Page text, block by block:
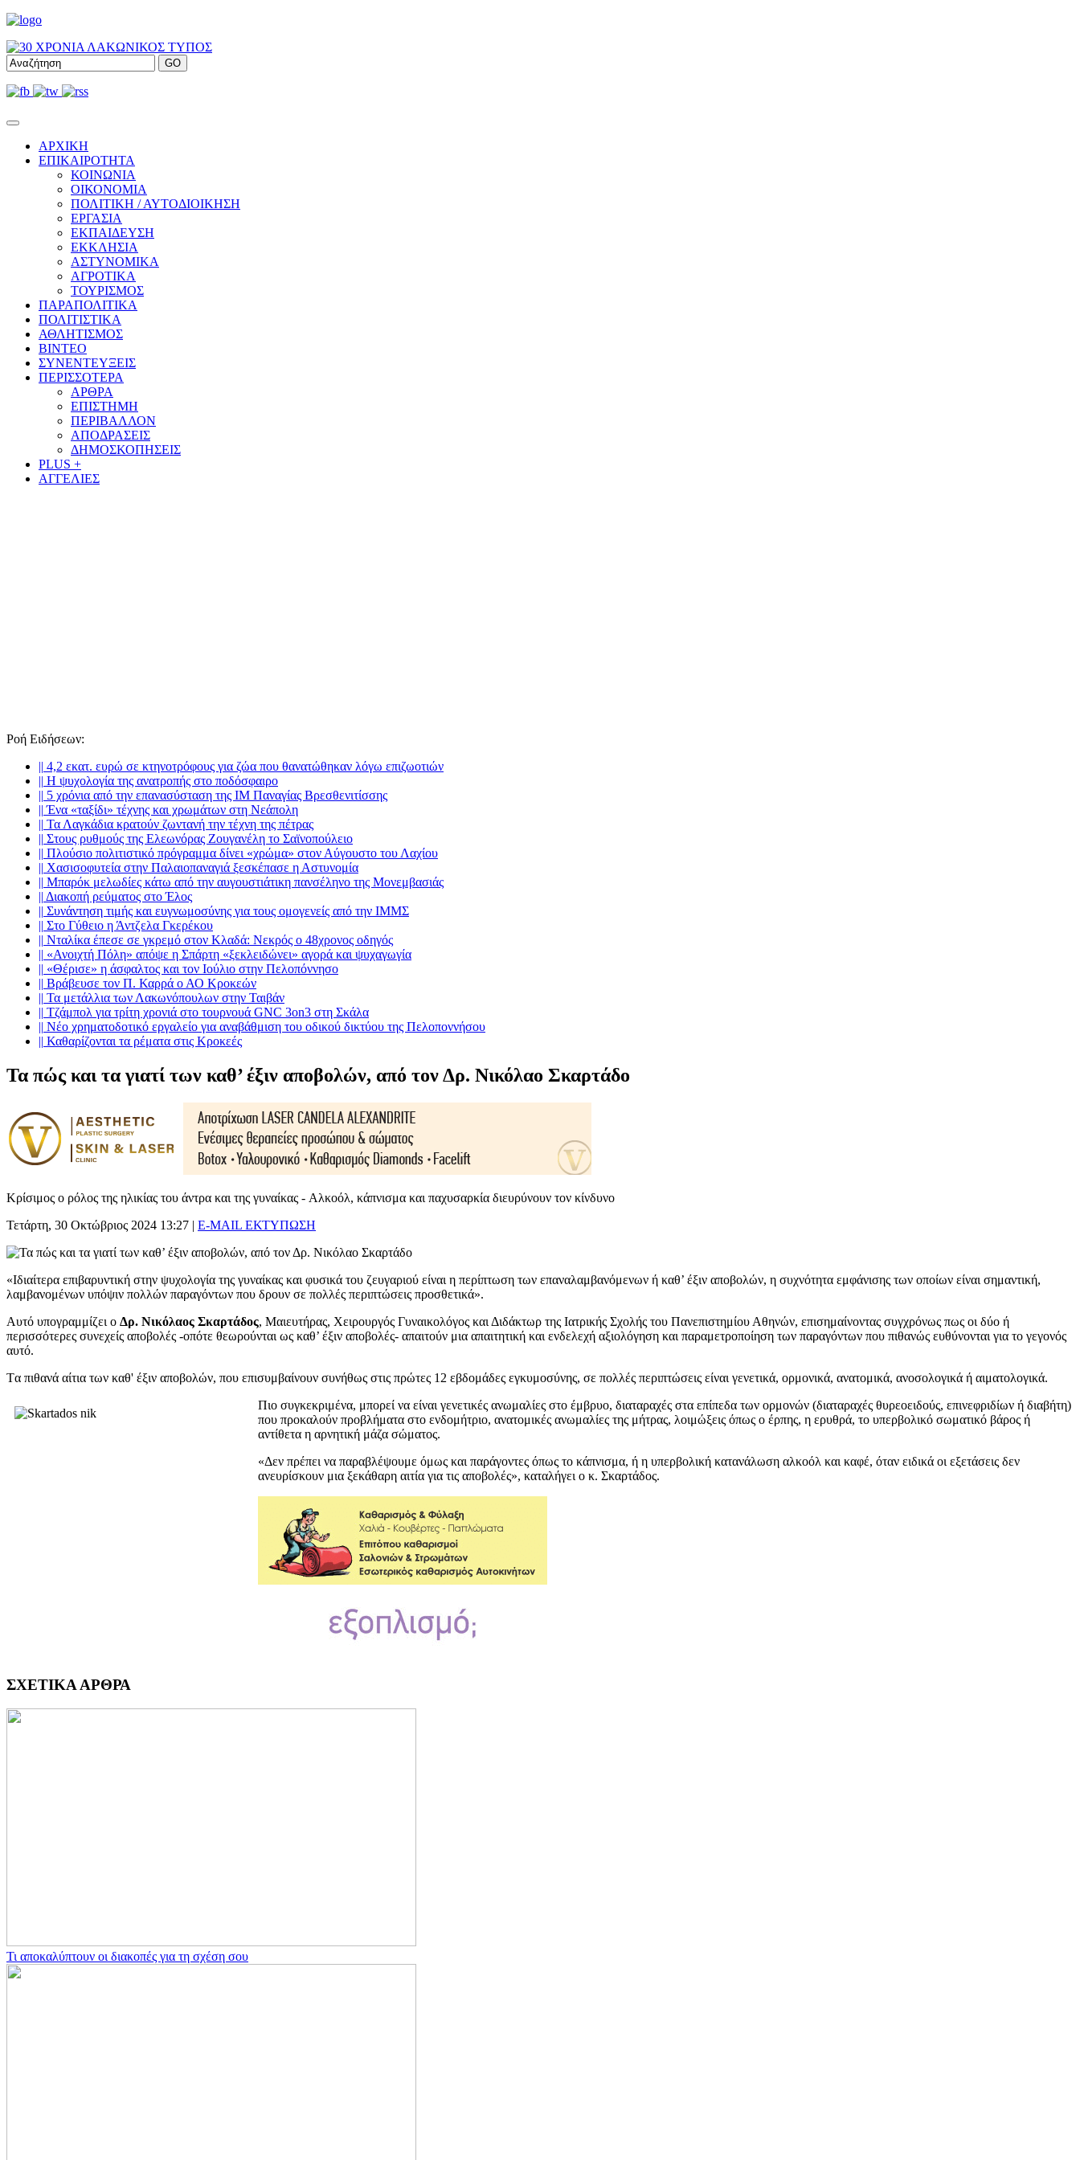
ΑΡΧΙΚΗ
ΕΠΙΚΑΙΡΟΤΗΤΑ
ΚΟΙΝΩΝΙΑ
ΟΙΚΟΝΟΜΙΑ
ΠΟΛΙΤΙΚΗ / ΑΥΤΟΔΙΟΙΚΗΣΗ
ΕΡΓΑΣΙΑ
ΕΚΠΑΙΔΕΥΣΗ
ΕΚΚΛΗΣΙΑ
ΑΣΤΥΝΟΜΙΚΑ
ΑΓΡΟΤΙΚΑ
ΤΟΥΡΙΣΜΟΣ
ΠΑΡΑΠΟΛΙΤΙΚΑ
ΠΟΛΙΤΙΣΤΙΚΑ
ΑΘΛΗΤΙΣΜΟΣ
ΒΙΝΤΕΟ
ΣΥΝΕΝΤΕΥΞΕΙΣ
ΠΕΡΙΣΣΟΤΕΡΑ
ΑΡΘΡΑ
ΕΠΙΣΤΗΜΗ
ΠΕΡΙΒΑΛΛΟΝ
ΑΠΟΔΡΑΣΕΙΣ
ΔΗΜΟΣΚΟΠΗΣΕΙΣ
PLUS +
ΑΓΓΕΛΙΕΣ
Ροή Ειδήσεων:
|| 4,2 εκατ. ευρώ σε κτηνοτρόφους για ζώα που θανατώθηκαν λόγω επιζωοτιών
|| Η ψυχολογία της ανατροπής στο ποδόσφαιρο
|| 5 χρόνια από την επανασύσταση της ΙΜ Παναγίας Βρεσθενιτίσσης
|| Ένα «ταξίδι» τέχνης και χρωμάτων στη Νεάπολη
|| Τα Λαγκάδια κρατούν ζωντανή την τέχνη της πέτρας
|| Στους ρυθμούς της Ελεωνόρας Ζουγανέλη το Σαϊνοπούλειο
|| Πλούσιο πολιτιστικό πρόγραμμα δίνει «χρώμα» στον Αύγουστο του Λαχίου
|| Χασισοφυτεία στην Παλαιοπαναγιά ξεσκέπασε η Αστυνομία
|| Μπαρόκ μελωδίες κάτω από την αυγουστιάτικη πανσέληνο της Μονεμβασιάς
|| Διακοπή ρεύματος στο Έλος
|| Συνάντηση τιμής και ευγνωμοσύνης για τους ομογενείς από την ΙΜΜΣ
|| Στο Γύθειο η Άντζελα Γκερέκου
|| Νταλίκα έπεσε σε γκρεμό στον Κλαδά: Νεκρός ο 48χρονος οδηγός
|| «Ανοιχτή Πόλη» απόψε η Σπάρτη «ξεκλειδώνει» αγορά και ψυχαγωγία
|| «Θέρισε» η άσφαλτος και τον Ιούλιο στην Πελοπόννησο
|| Βράβευσε τον Π. Καρρά ο ΑΟ Κροκεών
|| Τα μετάλλια των Λακωνόπουλων στην Ταιβάν
|| Τζάμπολ για τρίτη χρονιά στο τουρνουά GNC 3on3 στη Σκάλα
|| Νέο χρηματοδοτικό εργαλείο για αναβάθμιση του οδικού δικτύου της Πελοποννήσου
|| Καθαρίζονται τα ρέματα στις Κροκεές
Τα πώς και τα γιατί των καθ’ έξιν αποβολών, από τον Δρ. Νικόλαο Σκαρτάδο
Κρίσιμος ο ρόλος της ηλικίας του άντρα και της γυναίκας - Αλκοόλ, κάπνισμα και παχυσαρκία διευρύνουν τον κίνδυνο
Τετάρτη, 30 Οκτώβριος 2024 13:27 | E-MAIL ΕΚΤΥΠΩΣΗ
«Ιδιαίτερα επιβαρυντική στην ψυχολογία της γυναίκας και φυσικά του ζευγαριού είναι η περίπτωση των επαναλαμβανόμενων ή καθ’ έξιν αποβολών, η συχνότητα εμφάνισης των οποίων είναι σημαντική,
λαμβανομένων υπόψιν πολλών παραγόντων που δρουν σε πολλές περιπτώσεις προσθετικά».
Αυτό υπογραμμίζει ο Δρ. Νικόλαος Σκαρτάδος, Μαιευτήρας, Χειρουργός Γυναικολόγος και Διδάκτωρ της Ιατρικής Σχολής του Πανεπιστημίου Αθηνών, επισημαίνοντας συγχρόνως πως οι δύο ή
περισσότερες συνεχείς αποβολές -οπότε θεωρούνται ως καθ’ έξιν αποβολές- απαιτούν μια απαιτητική και ενδελεχή αξιολόγηση και παραμετροποίηση των παραγόντων που πιθανώς ευθύνονται για το γεγονός
αυτό.
Tα πιθανά αίτια των καθ' έξιν αποβολών, που επισυμβαίνουν συνήθως στις πρώτες 12 εβδομάδες εγκυμοσύνης, σε πολλές περιπτώσεις είναι γενετικά, ορμονικά, ανατομικά, ανοσολογικά ή αιματολογικά.
Πιο συγκεκριμένα, μπορεί να είναι γενετικές ανωμαλίες στο έμβρυο, διαταραχές στα επίπεδα των ορμονών (διαταραχές θυρεοειδούς, επινεφριδίων ή διαβήτη)
που προκαλούν προβλήματα στο ενδομήτριο, ανατομικές ανωμαλίες της μήτρας, λοιμώξεις όπως ο έρπης, η ερυθρά, το υπερβολικό σωματικό βάρος ή
αντίθετα η αρνητική μάζα σώματος.
«Δεν πρέπει να παραβλέψουμε όμως και παράγοντες όπως το κάπνισμα, ή η υπερβολική κατανάλωση αλκοόλ και καφέ, όταν ειδικά οι εξετάσεις δεν
ανευρίσκουν μια ξεκάθαρη αιτία για τις αποβολές», καταλήγει ο κ. Σκαρτάδος.
ΣΧΕΤΙΚΑ ΑΡΘΡΑ
Τι αποκαλύπτουν οι διακοπές για τη σχέση σου